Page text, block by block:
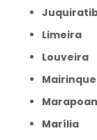
Limeira
Louveira
Mairinque
Marília